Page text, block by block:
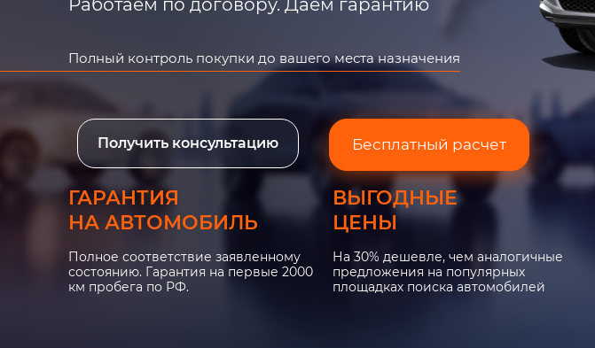
Работаем по договору. Даем гарантию
Полный контроль покупки до вашего места назначения
Получить консультацию Бесплатный расчет
ГАРАНТИЯ
НА АВТОМОБИЛЬ
Полное соответствие заявленному
состоянию. Гарантия на первые 2000
км пробега по РФ.
ВЫГОДНЫЕ
ЦЕНЫ
На 30% дешевле, чем аналогичные
предложения на популярных
площадках поиска автомобилей